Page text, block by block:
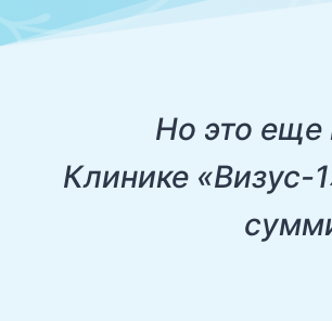
Но это еще
Клинике «Визус-